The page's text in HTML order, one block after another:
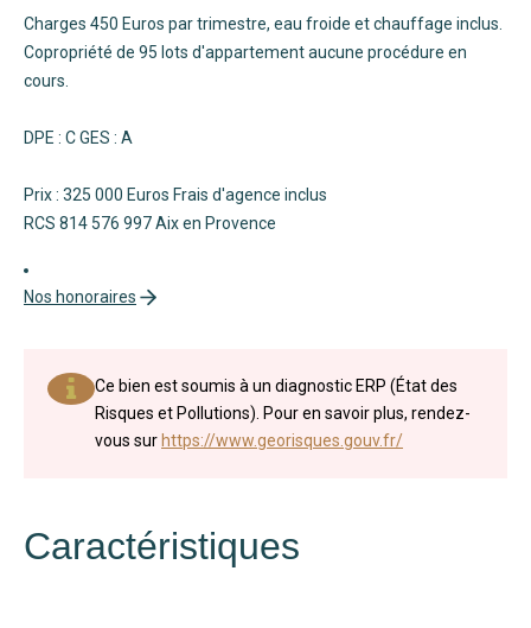
Charges 450 Euros par trimestre, eau froide et chauffage inclus.
Copropriété de 95 lots d'appartement aucune procédure en
cours.
DPE : C GES : A
Prix : 325 000 Euros Frais d'agence inclus
RCS 814 576 997 Aix en Provence
Nos honoraires
Ce bien est soumis à un diagnostic ERP (État des
Risques et Pollutions). Pour en savoir plus, rendez-
vous surhttps://www.georisques.gouv.fr/
Caractéristiques